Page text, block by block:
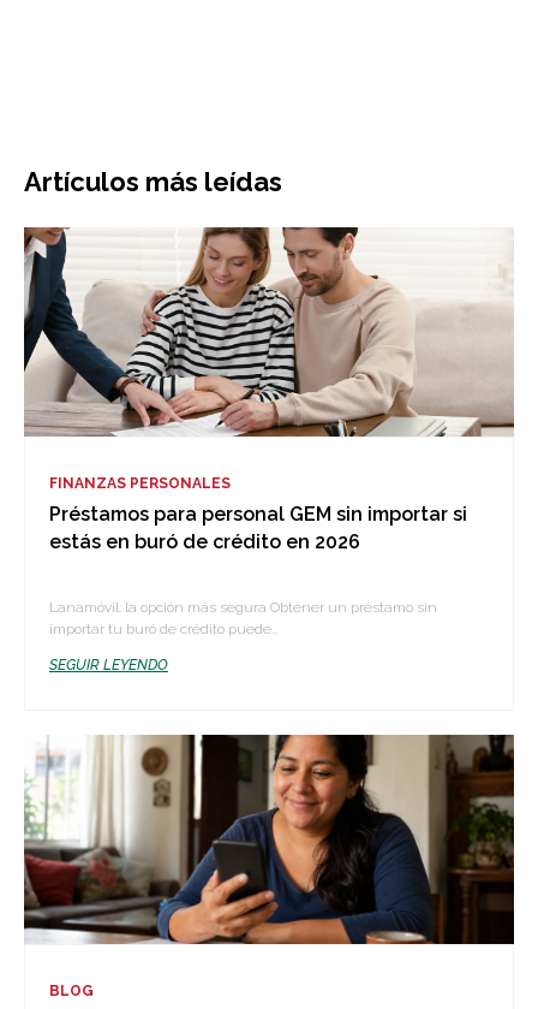
Artículos más leídas
FINANZAS PERSONALES
Préstamos para personal GEM sin importar si
estás en buró de crédito en 2026
Lanamóvil: la opción más segura Obtener un préstamo sin
importar tu buró de crédito puede...
SEGUIR LEYENDO
BLOG